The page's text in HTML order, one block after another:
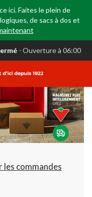
ici. Faites le plein de
de sacs à dos et
⋅ Ouverture à 06:00
commandes